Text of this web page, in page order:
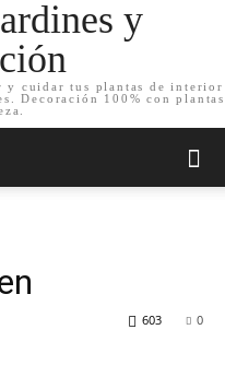
y
y cuidar tus plantas de interior
Decoración 100% con plantas
0
603